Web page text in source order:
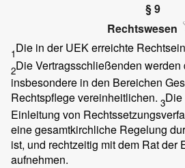
§ 9
Rechtswesen
1Die in der UEK erreichte
2Die Vertragsschließenden werden
insbesondere in den Bereichen
Rechtspflege vereinheitlichen. 3
Einleitung von
eine gesamtkirchliche Regelung
ist, und rechtzeitig mit dem Rat der
aufnehmen.